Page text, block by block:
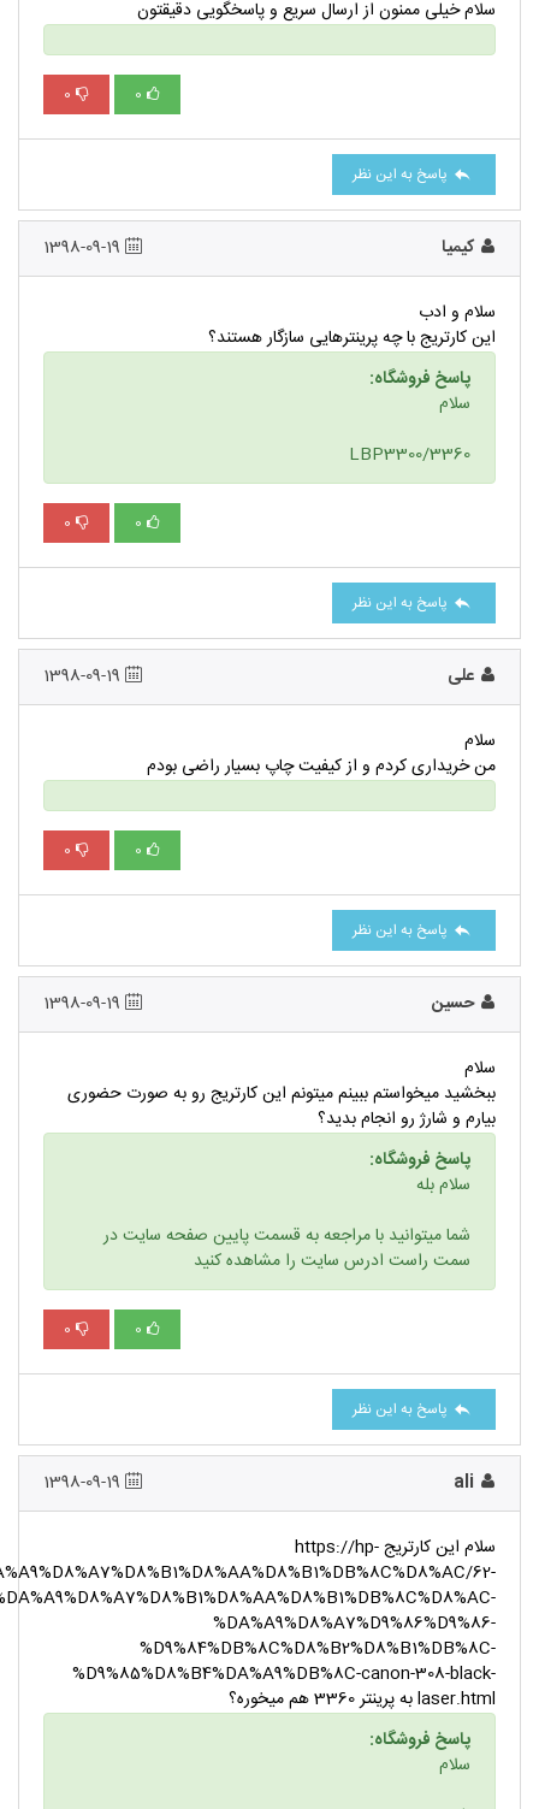
سلام خیلی ممنون از ارسال سریع و پاسخگویی دقیقتون
0
0
پاسخ به این نظر
کیمیا
سلام و ادب
این کارتریج با چه پرینترهایی سازگار هستند؟
پاسخ فروشگاه:
سلام
LBP3300/3360
0
0
پاسخ به این نظر
علی
سلام
من خریداری کردم و از کیفیت چاپ بسیار راضی بودم
0
0
پاسخ به این نظر
حسین
سلام
ببخشید میخواستم ببینم میتونم این کارتریج رو به صورت حضوری
بیارم و شارژ رو انجام بدید؟
پاسخ فروشگاه:
سلام بله
شما میتوانید با مراجعه به قسمت پایین صفحه سایت در
سمت راست ادرس سایت را مشاهده کنید
0
0
پاسخ به این نظر
ali
سلام این کارتریج https://hp-
62-
%DA%A9%D8%A7%D9%86%D9%86-
%D9%84%DB%8C%D8%B2%D8%B1%DB%8C-
%D9%85%D8%B4%DA%A9%DB%8C-canon-308-black-
laser.html به پرینتر 3360 هم میخوره؟
پاسخ فروشگاه:
سلام